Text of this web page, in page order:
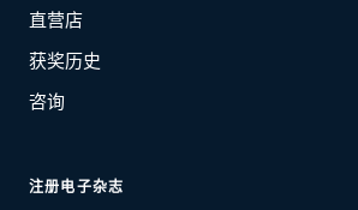
直营店
获奖历史
咨询
注册电子杂志